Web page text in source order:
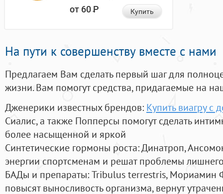
от 60Р Купить
На пути к совершенству вместе с нами
Предлагаем Вам сделать первый шаг для
жизни. Вам помогут средства, придагаемые на
Дженерики известных брендов: Купить виагру с
Сиалис, а также Попперсы помогут сделать
более насыщенной и яркой
Синтетические гормоны роста: Динатроп,
энергии спортсменам и решат проблемы
БАДы и препараты:Tribulus terrestris, Мориамин
повысят выносливость организма, вернут